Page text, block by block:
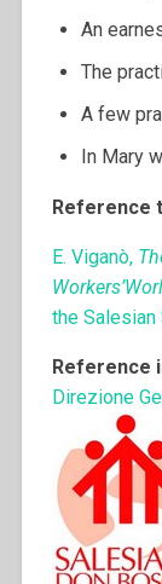
An
The
A few
In Mary
Reference
E. Viganò,
the Salesian
Reference
Direzione